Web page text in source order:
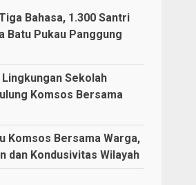
Bahasa, 1.300 Santri
Batu Pukau Panggung
Sekolah
Komsos Bersama
Komsos Bersama Warga,
dan Kondusivitas Wilayah